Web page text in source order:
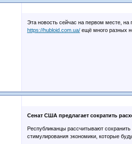
Эта новость сейчас на первом месте, на
https://hubloid.com.ua/ещё много разных
Сенат США предлагает сократить
Республиканцы рассчитывают
стимулирования экономики, которые